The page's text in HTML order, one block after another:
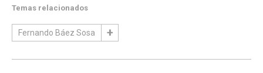
Temas relacionados
Fernando Báez Sosa